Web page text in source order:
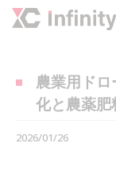
農業用ド
化と農薬
2026/01/26